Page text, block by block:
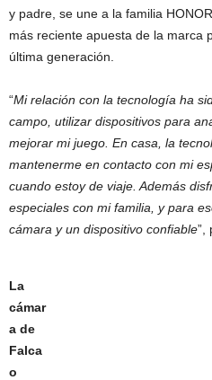
y padre, se une a la familia
más reciente apuesta de la marca
última generación.
“Mi relación con la tecnología ha
campo, utilizar dispositivos para
mejorar mi juego. En casa, la
mantenerme en contacto con mi
cuando estoy de viaje. Además
especiales con mi familia, y para
cámara y un dispositivo confiable”,
La
cámar
a de
Falca
o